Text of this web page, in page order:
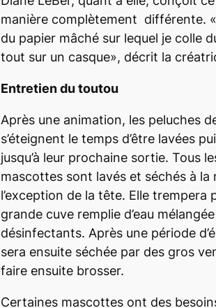
manière complètement différente.
du papier mâché sur lequel je colle
tout sur un casque», décrit la
Entretien du toutou
Après une animation, les peluches
s’éteignent le temps d’être lavées
jusqu’à leur prochaine sortie. Tous
mascottes sont lavés et séchés à la
l’exception de la tête. Elle trempera
grande cuve remplie d’eau
désinfectants. Après une période
sera ensuite séchée par des gros
faire ensuite brosser.
Certaines mascottes ont des